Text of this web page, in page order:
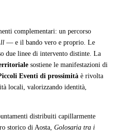
complementari: un percorso
— e il bando vero e proprio. Le
due linee di intervento distinte. La
sostiene le manifestazioni di
Eventi di prossimità è rivolta
locali, valorizzando identità,
distribuiti capillarmente
storico di Aosta, Golosaria tra i